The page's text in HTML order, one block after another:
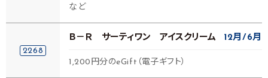
など
2268
Ｂ－Ｒ サーティワン アイスクリーム 12月 6月
1,200円分のeGift（電子ギフト）